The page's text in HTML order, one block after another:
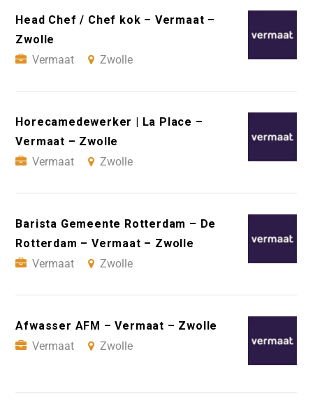
Head Chef / Chef kok – Vermaat –
Zwolle
Vermaat
Zwolle
Horecamedewerker | La Place –
Vermaat – Zwolle
Vermaat
Zwolle
Barista Gemeente Rotterdam – De
Rotterdam – Vermaat – Zwolle
Vermaat
Zwolle
Afwasser AFM – Vermaat – Zwolle
Vermaat
Zwolle